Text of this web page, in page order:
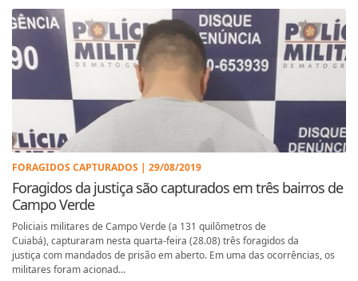
FORAGIDOS CAPTURADOS | 29/08/2019
Foragidos da justiça são capturados em três bairros de
Campo Verde
Policiais militares de Campo Verde (a 131 quilômetros de
Cuiabá), capturaram nesta quarta-feira (28.08) três foragidos da
justiça com mandados de prisão em aberto. Em uma das ocorrências, os
militares foram acionad...